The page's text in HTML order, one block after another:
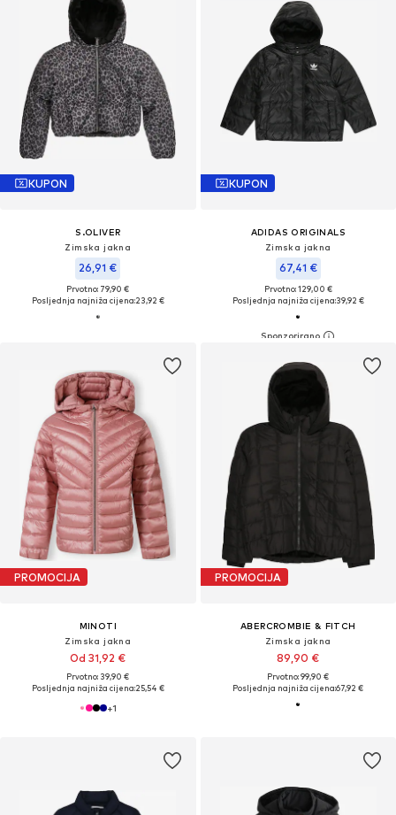
KUPON
S.OLIVER
Zimska jakna
26,91 €
Prvotno: 79,90 €
Posljednja najniža cijena:23,92 €
KUPON
ADIDAS ORIGINALS
Zimska jakna
67,41 €
Prvotno: 129,00 €
Posljednja najniža cijena:39,92 €
PROMOCIJA
MINOTI
Zimska jakna
Od 31,92 €
Prvotno: 39,90 €
Posljednja najniža cijena:25,54 €
+1
PROMOCIJA
ABERCROMBIE & FITCH
Zimska jakna
89,90 €
Prvotno: 99,90 €
Posljednja najniža cijena:67,92 €